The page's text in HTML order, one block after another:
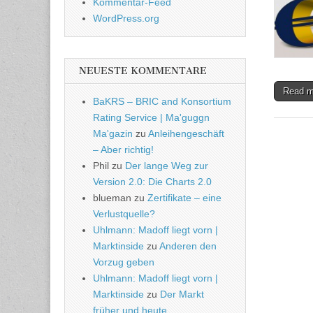
Read
WordPress.org
NEUESTE KOMMENTARE
BaKRS – BRIC and Konsortium
Rating Service | Ma'guggn
Ma'gazin zu Anleihengeschäft
– Aber richtig!
Phil zu Der lange Weg zur
Version 2.0: Die Charts 2.0
blueman zu Zertifikate – eine
Verlustquelle?
Uhlmann: Madoff liegt vorn |
Marktinside zu Anderen den
Vorzug geben
Uhlmann: Madoff liegt vorn |
Marktinside zu Der Markt
früher und heute